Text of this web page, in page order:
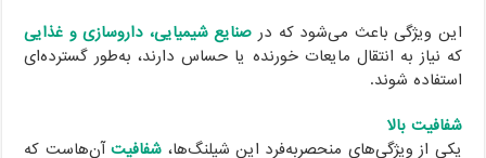
این ویژگی باعث می‌شود که درصنایع شیمیایی، داروسازی و غذایی
که نیاز به انتقال مایعات خورنده یا حساس دارند، به‌طور گسترده‌ای
استفاده شوند.
شفافیت بالا
یکی از ویژگی‌های منحصربه‌فرد این شیلنگ‌ها،شفافیتآن‌هاست که